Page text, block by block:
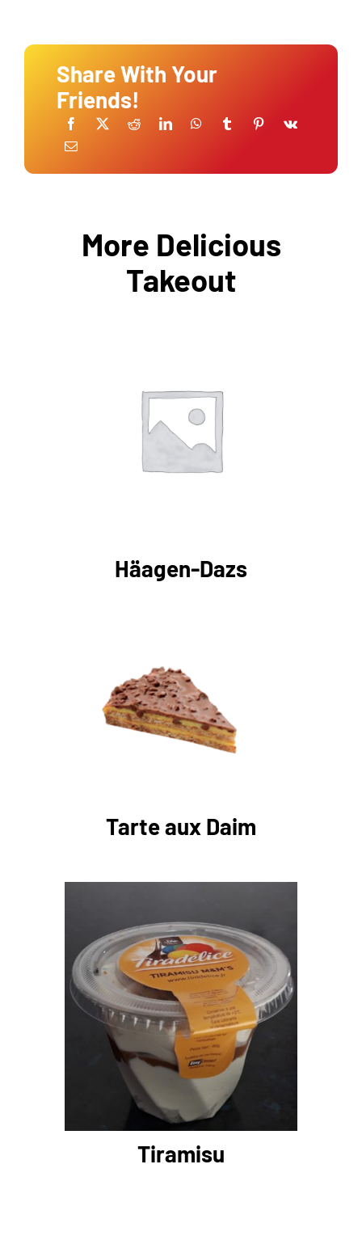
Share With Your
Friends!
More Delicious
Takeout
DÉTAILS
Häagen-Dazs
DÉTAILS
Tarte aux Daim
DÉTAILS
Tiramisu